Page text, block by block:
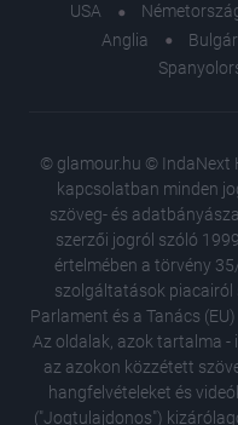
USA
Anglia
© glamour.hu © IndaNext
kapcsolatban minden
szöveg- és
szerzői jogról szóló
értelmében a törvény
szolgáltatások piacairól
Parlament és a Tanács
Az oldalak, azok tartalma -
az azokon közzétett
hangfelvételeket és
("Jogtulajdonos")